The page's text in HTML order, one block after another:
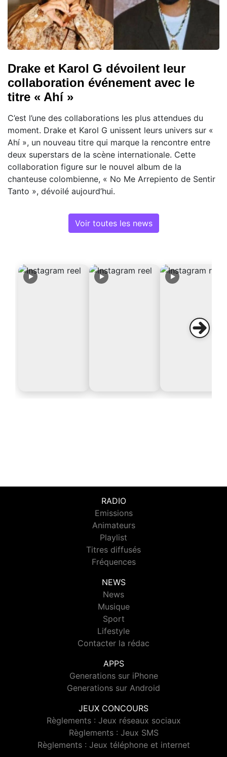
Drake et Karol G dévoilent leur
collaboration événement avec le
titre « Ahí »
C’est l’une des collaborations les plus attendues du
moment. Drake et Karol G unissent leurs univers sur «
Ahí », un nouveau titre qui marque la rencontre entre
deux superstars de la scène internationale. Cette
collaboration figure sur le nouvel album de la
chanteuse colombienne, « No Me Arrepiento de Sentir
Tanto », dévoilé aujourd’hui.
Voir toutes les news
RADIO
Emissions
Animateurs
Playlist
Titres diffusés
Fréquences
NEWS
News
Musique
Sport
Lifestyle
Contacter la rédac
APPS
Generations sur iPhone
Generations sur Android
JEUX CONCOURS
Règlements : Jeux réseaux sociaux
Règlements : Jeux SMS
Règlements : Jeux téléphone et internet